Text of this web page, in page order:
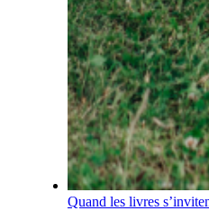
Quand les livres